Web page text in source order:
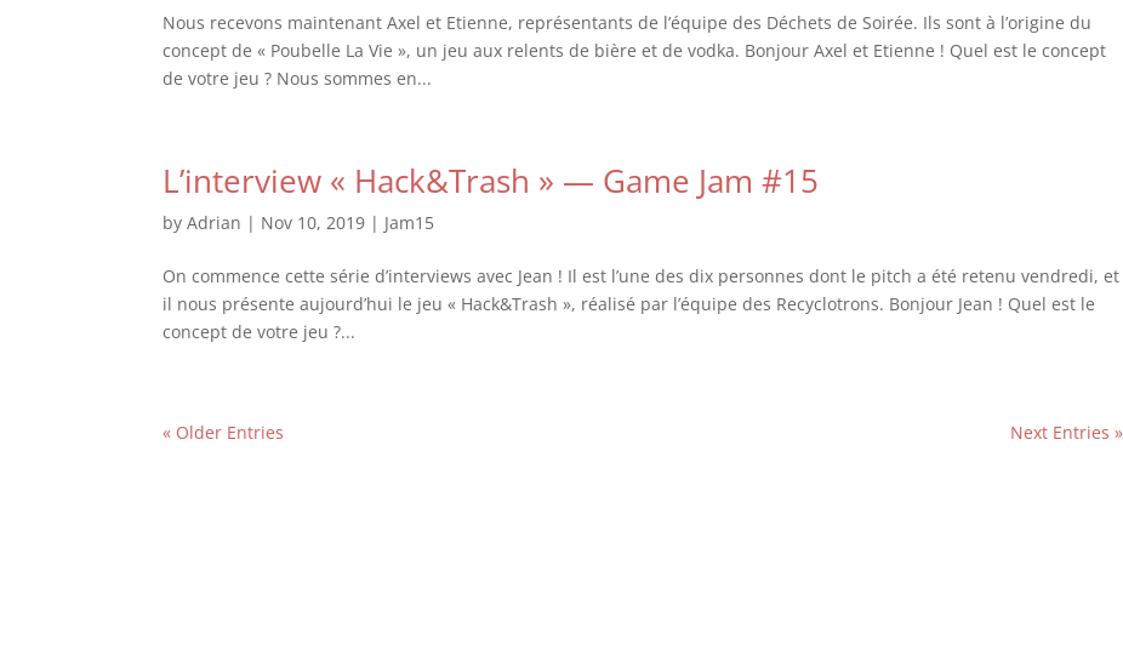
Nous recevons maintenant Axel et Etienne, représentants de l’équipe des Déchets de Soirée. Ils sont à l’origine du
concept de « Poubelle La Vie », un jeu aux relents de bière et de vodka. Bonjour Axel et Etienne ! Quel est le concept
de votre jeu ? Nous sommes en...
L’interview « Hack&Trash » — Game Jam #15
byAdrian | Nov 10, 2019 | Jam15
On commence cette série d’interviews avec Jean ! Il est l’une des dix personnes dont le pitch a été retenu vendredi, et
il nous présente aujourd’hui le jeu « Hack&Trash », réalisé par l’équipe des Recyclotrons. Bonjour Jean ! Quel est le
concept de votre jeu ?...
« Older Entries Next Entries »